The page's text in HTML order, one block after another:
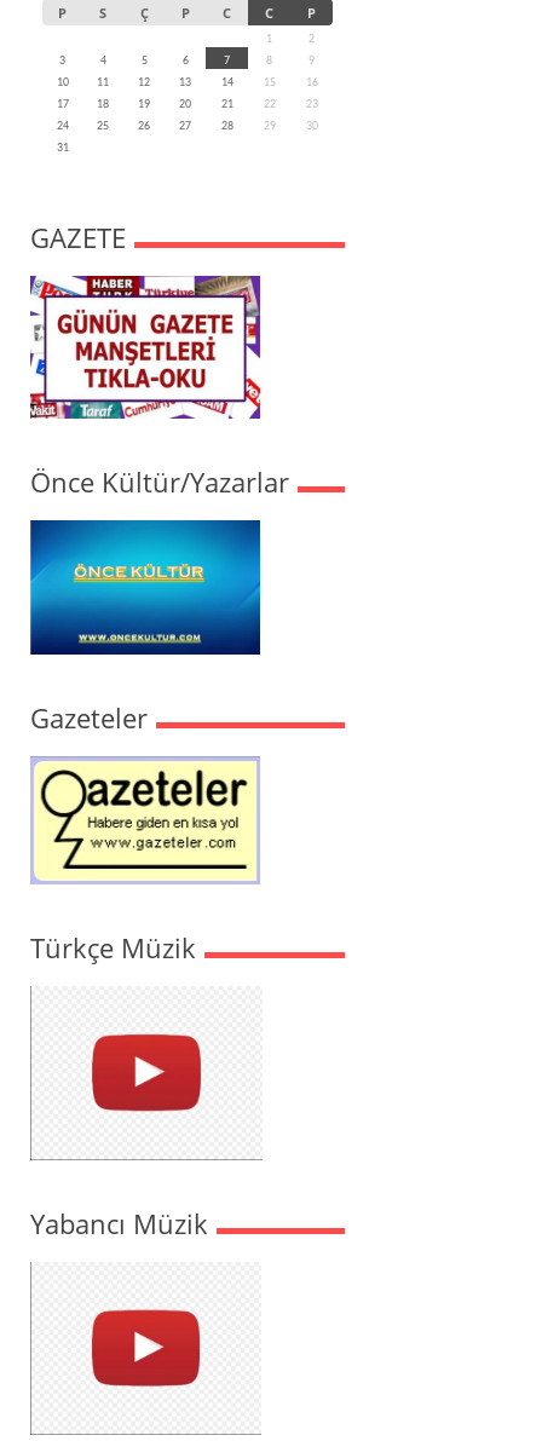
P S Ç P C C P
1
2
3
4 5 6 7 8
9
10
11 12 13 14 15
16
17
18 19 20 21 22
23
24
25 26 27 28 29
30
31
GAZETE
Önce Kültür/Yazarlar
Gazeteler
Türkçe Müzik
Yabancı Müzik